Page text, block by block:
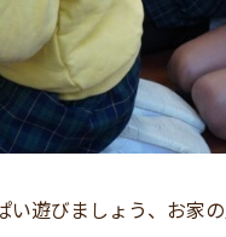
遊びましょう、お家